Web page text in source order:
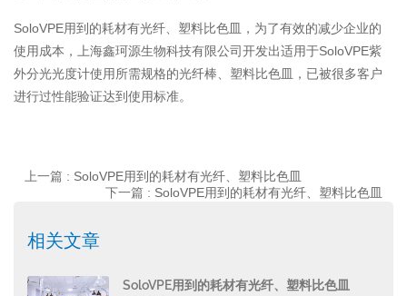
SoloVPE用到的耗材有光纤、塑料比色皿，为了有效的减少企业的
使用成本，上海鑫珂源生物科技有限公司开发出适用于SoloVPE紫
外分光光度计使用所需规格的光纤棒、塑料比色皿，已被很多客户
进行过性能验证达到使用标准。
上一篇 : SoloVPE用到的耗材有光纤、塑料比色皿
下一篇 : SoloVPE用到的耗材有光纤、塑料比色皿
相关文章
SoloVPE用到的耗材有光纤、塑料比色皿